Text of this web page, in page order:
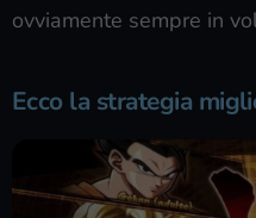
ovviamente sempre in
Ecco la strategia